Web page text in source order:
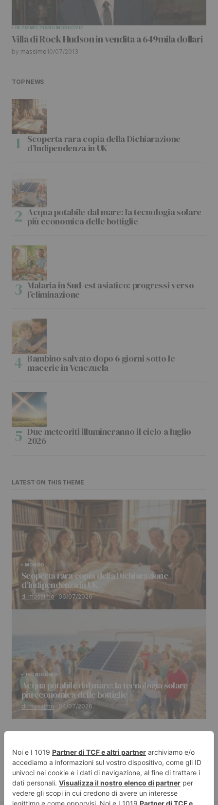
IN PRIMO PIANO MONDOVIP
Villa di Rock Hudson in vendita a 649mila dollari
by massimo10/07/2013
TOP NEWS
Scoperta rara copia della Dichiarazione
d’Indipendenza in UK
Acqua potabile dal mare: la tecnologia solare
più economica delle bottiglie
Malaria in Sud-est asiatico: progressi verso
l’eliminazione
Bambino salvato dopo 6 giorni sotto le
macerie in Venezuela
Due meteoriti illumineranno il cielo a luglio
2026
LATEST ON THIS THEME
MONDO
Scoperta rara copia della Dichiarazione
d’Indipendenza in UK
di massimo 06/07/2026
TECNOLOGIA
Acqua potabile dal mare: la tecnologia solare
più economica delle bottiglie
di massimo 04/07/2026